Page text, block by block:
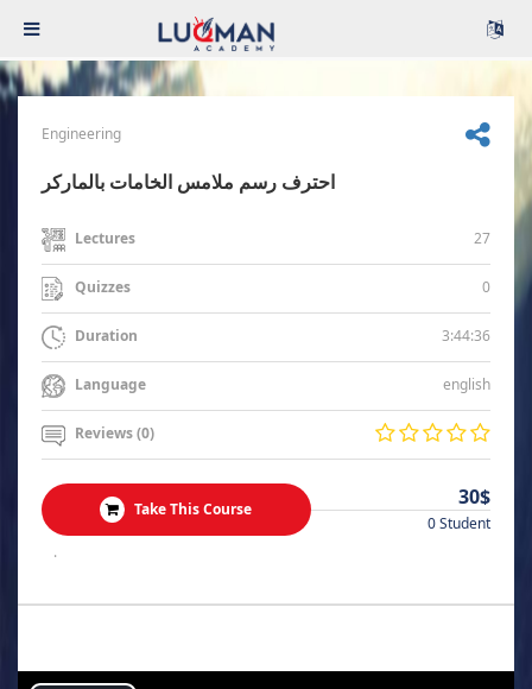
Engineering
احترف رسم ملامس الخامات بالماركر
Lectures 27
Quizzes 0
Duration 3:44:36
Language english
Reviews (0)
Take This Course 30$
0 Student
.